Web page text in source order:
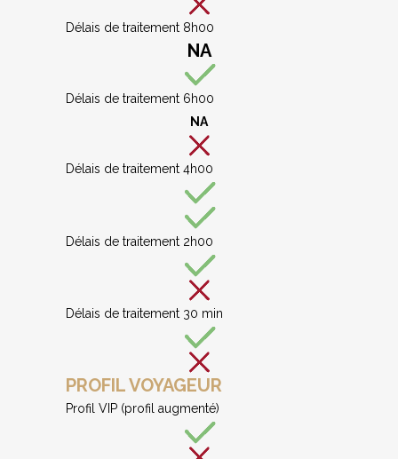
Délais de traitement 8h00
NA
Délais de traitement 6h00
NA
Délais de traitement 4h00
Délais de traitement 2h00
Délais de traitement 30 min
PROFIL VOYAGEUR
Profil VIP (profil augmenté)